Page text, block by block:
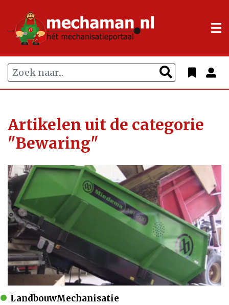
Artikelen uit de categorie
"Bewaring"
LandbouwMechanisatie